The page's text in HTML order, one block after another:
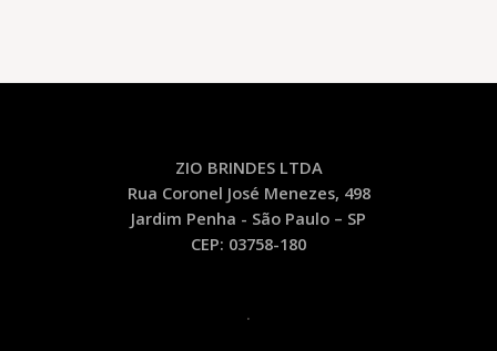
ZIO BRINDES LTDA
Rua Coronel José Menezes, 498
Jardim Penha - São Paulo – SP
CEP: 03758-180
.